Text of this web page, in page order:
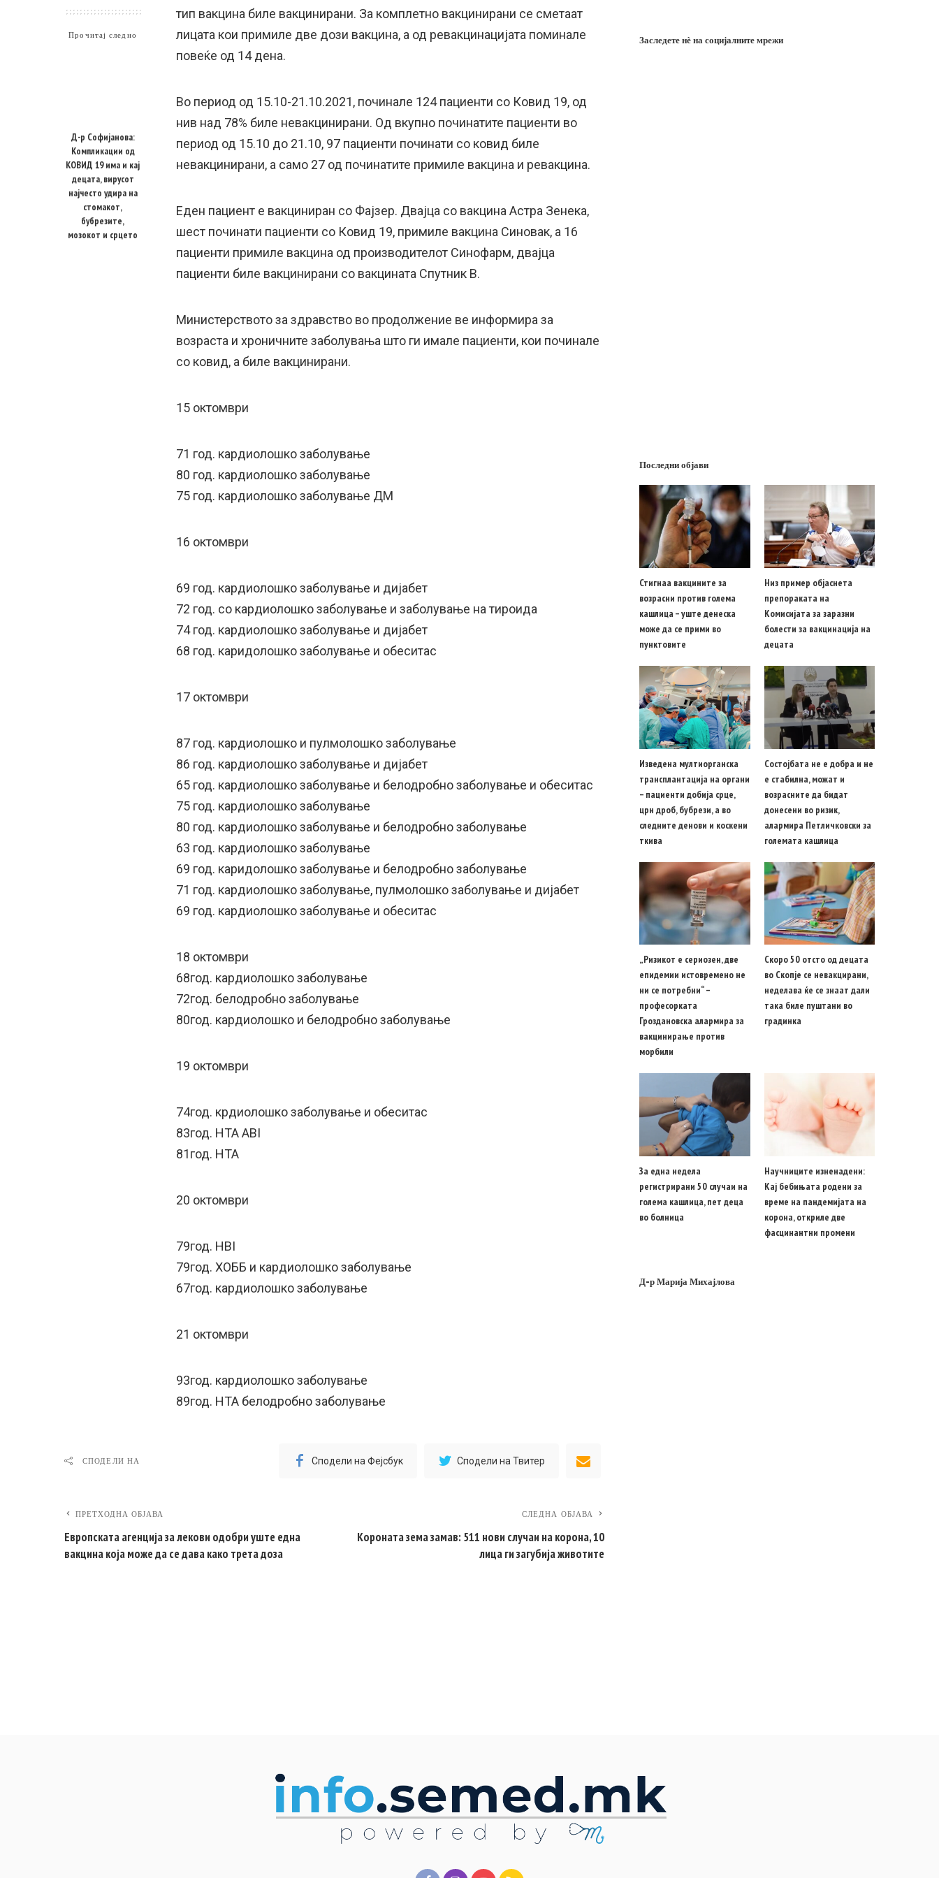
Прочитај следно
Д-р Софијанова:
Компликации од
КОВИД 19 има и кај
децата, вирусот
најчесто удира на
стомакот,
бубрезите,
мозокот и срцето
тип вакцина биле вакцинирани. За комплетно вакцинирани се сметаат
лицата кои примиле две дози вакцина, а од ревакцинацијата поминале
повеќе од 14 дена.
Во период од 15.10-21.10.2021, починале 124 пациенти со Ковид 19, од
нив над 78% биле невакцинирани. Од вкупно починатите пациенти во
период од 15.10 до 21.10, 97 пациенти починати со ковид биле
невакцинирани, а само 27 од починатите примиле вакцина и ревакцина.
Еден пациент е вакциниран со Фајзер. Двајца со вакцина Астра Зенека,
шест починати пациенти со Ковид 19, примиле вакцина Синовак, а 16
пациенти примиле вакцина од производителот Синофарм, двајца
пациенти биле вакцинирани со вакцината Спутник В.
Министерството за здравство во продолжение ве информира за
возраста и хроничните заболувања што ги имале пациенти, кои починале
со ковид, a биле вакцинирани.
15 октомври
71 год. кардиолошко заболување
80 год. кардиолошко заболување
75 год. кардиолошко заболување ДМ
16 октомври
69 год. кардиолошко заболување и дијабет
72 год. со кардиолошко заболување и заболување на тироида
74 год. кардиолошко заболување и дијабет
68 год. каридолошко заболување и обеситас
17 октомври
87 год. кардиолошко и пулмолошко заболување
86 год. кардиолошко заболување и дијабет
65 год. кардиолошко заболување и белодробно заболување и обеситас
75 год. кардиолошко заболување
80 год. кардиолошко заболување и белодробно заболување
63 год. кардиолошко заболување
69 год. каридолошко заболување и белодробно заболување
71 год. кардиолошко заболување, пулмолошко заболување и дијабет
69 год. кардиолошко заболување и обеситас
18 октомври
68год. кардиолошко заболување
72год. белодробно заболување
80год. кардиолошко и белодробно заболување
19 октомври
74год. крдиолошко заболување и обеситас
83год. HTA ABI
81год. HTA
20 октомври
79год. HBI
79год. ХОББ и кардиолошко заболување
67год. кардиолошко заболување
21 октомври
93год. кардиолошко заболување
89год. HTA белодробно заболување
СПОДЕЛИ НА Сподели на Фејсбук Сподели на Твитер
ПРЕТХОДНА ОБЈАВА
Европската агенција за лекови одобри уште една
вакцина која може да се дава како трета доза
СЛЕДНА ОБЈАВА
Короната зема замав: 511 нови случаи на корона, 10
лица ги загубија животите
Заследете нѐ на социјалните мрежи
Последни објави
Стигнаа вакцините за
возрасни против голема
кашлица – уште денеска
може да се прими во
пунктовите
Низ пример објаснета
препораката на
Комисијата за заразни
болести за вакцинација на
децата
Изведена мултиорганска
трансплантација на органи
– пациенти добија срце,
црн дроб, бубрези, а во
следните денови и коскени
ткива
Состојбата не е добра и не
е стабилна, можат и
возрасните да бидат
донесени во ризик,
алармира Петличковски за
големата кашлица
„Ризикот е сериозен, две
епидемии истовремено не
ни се потребни“ –
професорката
Гроздановска алармира за
вакцинирање против
морбили
Скоро 50 отсто од децата
во Скопје се невакцирани,
неделава ќе се знаат дали
така биле пуштани во
градинка
За една недела
регистрирани 50 случаи на
голема кашлица, пет деца
во болница
Научниците изненадени:
Кај бебињата родени за
време на пандемијата на
корона, откриле две
фасцинантни промени
Д-р Марија Михајлова